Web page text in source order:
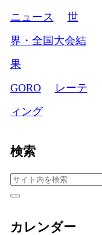
ニュース
世
界・全国大会結
果
GORO
レーテ
ィング
検索
カレンダー